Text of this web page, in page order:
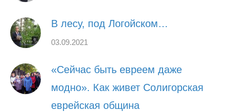
В лесу, под Логойском…
03.09.2021
«Сейчас быть евреем даже
модно». Как живет Солигорская
еврейская община